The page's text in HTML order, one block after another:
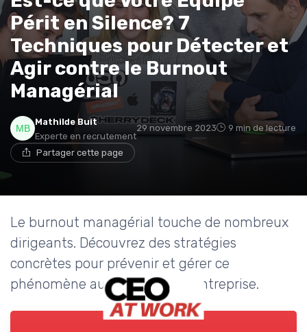
Périt en Silence? 7
Techniques pour Détecter et
Agir contre le Burnout
Managérial
Mathilde Buit
Experte en recrutement
29 novembre 2023 9 min de lecture
Partager cette page
Le burnout managérial touche de nombreux
dirigeants. Découvrez des stratégies
concrètes pour prévenir et gérer ce
phénomène au sein de votre entreprise.